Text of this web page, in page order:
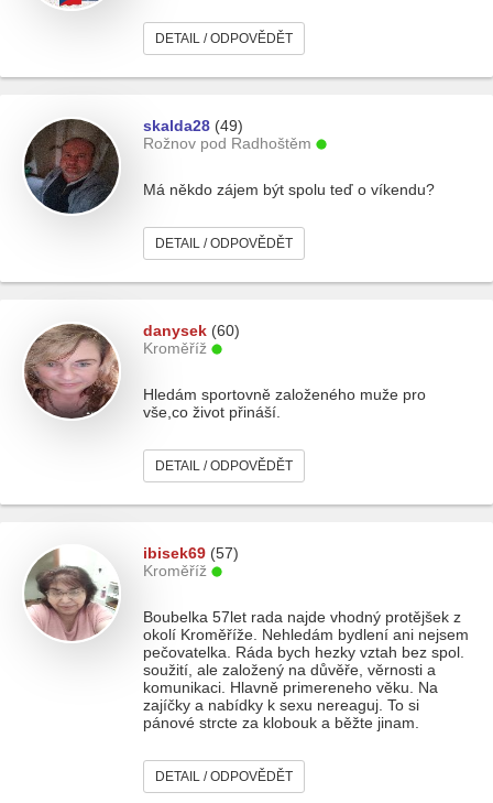
DETAIL / ODPOVĚDĚT
skalda28 (49)
Rožnov pod Radhoštěm
Má někdo zájem být spolu teď o víkendu?
DETAIL / ODPOVĚDĚT
danysek (60)
Kroměříž
Hledám sportovně založeného muže pro
vše,co život přináší.
DETAIL / ODPOVĚDĚT
ibisek69 (57)
Kroměříž
Boubelka 57let rada najde vhodný protějšek z
okolí Kroměříže. Nehledám bydlení ani nejsem
pečovatelka. Ráda bych hezky vztah bez spol.
soužití, ale založený na důvěře, věrnosti a
komunikaci. Hlavně primereneho věku. Na
zajíčky a nabídky k sexu nereaguj. To si
pánové strcte za klobouk a běžte jinam.
DETAIL / ODPOVĚDĚT